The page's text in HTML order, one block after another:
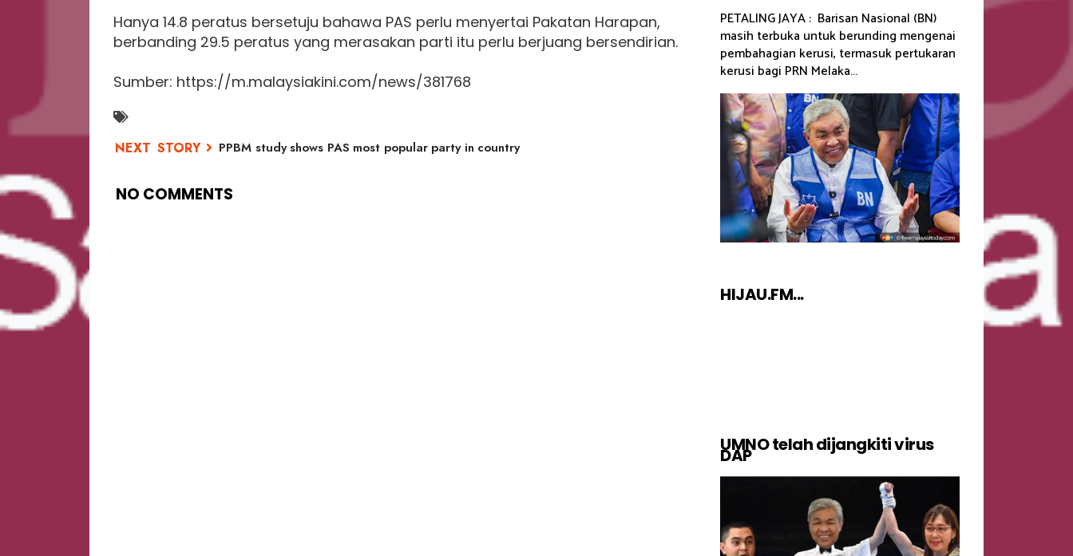
Hanya 14.8 peratus bersetuju bahawa PAS perlu menyertai Pakatan Harapan,
berbanding 29.5 peratus yang merasakan parti itu perlu berjuang bersendirian.
Sumber: https://m.malaysiakini.com/news/381768
PPBM study shows PAS most popular party in country
NO COMMENTS
PETALING JAYA : Barisan Nasional (BN)
masih terbuka untuk berunding mengenai
pembahagian kerusi, termasuk pertukaran
kerusi bagi PRN Melaka...
HIJAU.FM...
UMNO telah dijangkiti virus
DAP